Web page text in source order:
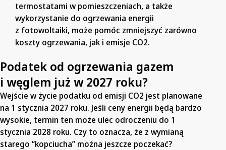
termostatami w pomieszczeniach, a także
wykorzystanie do ogrzewania energii
z fotowoltaiki, może pomóc zmniejszyć zarówno
koszty ogrzewania, jak i emisje CO2.
Podatek od ogrzewania gazem
i węglem już w 2027 roku?
Wejście w życie podatku od emisji CO2 jest planowane
na 1 stycznia 2027 roku. Jeśli ceny energii będą bardzo
wysokie, termin ten może ulec odroczeniu do 1
stycznia 2028 roku. Czy to oznacza, że z wymianą
starego “kopciucha” można jeszcze poczekać?